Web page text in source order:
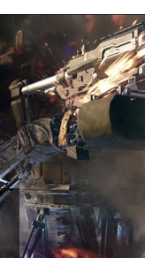
Reproducir
Video